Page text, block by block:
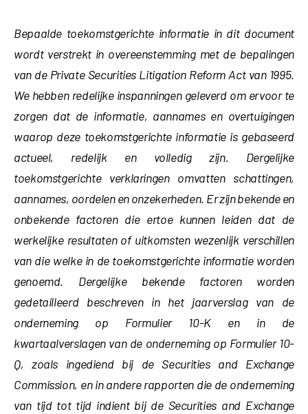
Bepaalde toekomstgerichte informatie in dit document
wordt verstrekt in overeenstemming met de bepalingen
van de Private Securities Litigation Reform Act van 1995.
We hebben redelijke inspanningen geleverd om ervoor te
zorgen dat de informatie, aannames en overtuigingen
waarop deze toekomstgerichte informatie is gebaseerd
actueel, redelijk en volledig zijn. Dergelijke
toekomstgerichte verklaringen omvatten schattingen,
aannames, oordelen en onzekerheden. Er zijn bekende en
onbekende factoren die ertoe kunnen leiden dat de
werkelijke resultaten of uitkomsten wezenlijk verschillen
van die welke in de toekomstgerichte informatie worden
genoemd. Dergelijke bekende factoren worden
gedetailleerd beschreven in het jaarverslag van de
onderneming op Formulier 10-K en in de
kwartaalverslagen van de onderneming op Formulier 10-
Q, zoals ingediend bij de Securities and Exchange
Commission, en in andere rapporten die de onderneming
van tijd tot tijd indient bij de Securities and Exchange